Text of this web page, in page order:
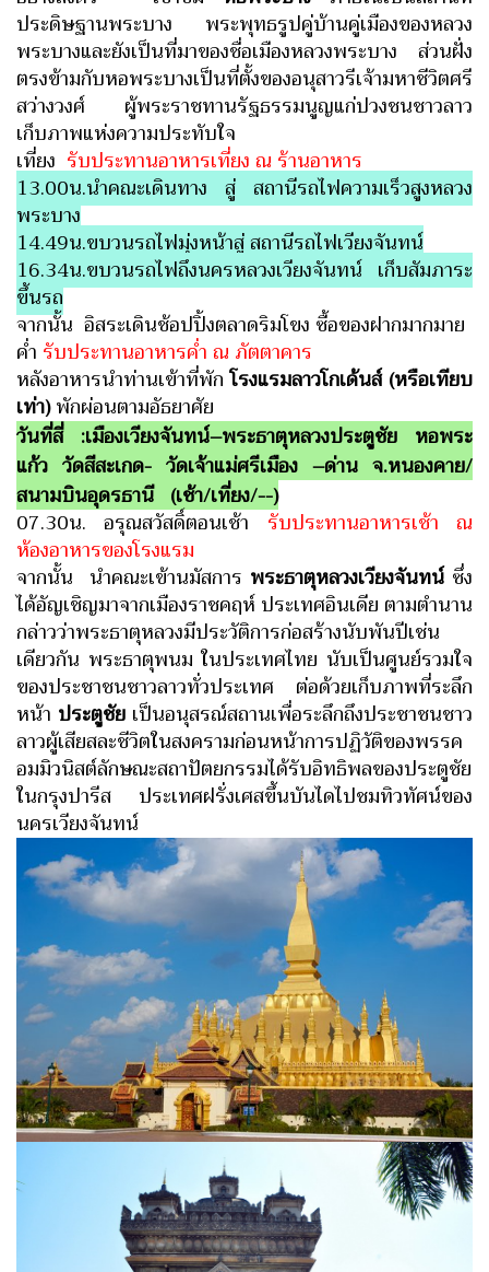
ประดิษฐานพระบาง พระพุทธรูปคู่บ้านคู่เมืองของหลวง
พระบางและยังเป็นที่มาของชื่อเมืองหลวงพระบาง ส่วนฝั่ง
ตรงข้ามกับหอพระบางเป็นที่ตั้งของอนุสาวรีเจ้ามหาชีวิตศรี
สว่างวงศ์ ผู้พระราชทานรัฐธรรมนูญแก่ปวงชนชาวลาว
เก็บภาพแห่งความประทับใจ
เที่ยง รับประทานอาหารเที่ยง ณ ร้านอาหาร
13.00น.นำคณะเดินทาง สู่ สถานีรถไฟความเร็วสูงหลวง
พระบาง
14.49น.ขบวนรถไฟมุ่งหน้าสู่ สถานีรถไฟเวียงจันทน์
16.34น.ขบวนรถไฟถึงนครหลวงเวียงจันทน์ เก็บสัมภาระ
ขึ้นรถ
จากนั้น อิสระเดินช้อปปิ้งตลาดริมโขง ซื้อของฝากมากมาย
ค่ำ รับประทานอาหารค่ำ ณ ภัตตาคาร
หลังอาหารนำท่านเข้าที่พักโรงแรมลาวโกเด้นส์ (หรือเทียบ
เท่า)พักผ่อนตามอัธยาศัย
วันที่สี่ :เมืองเวียงจันทน์–พระธาตุหลวงประตูชัย หอพระ
แก้ว วัดสีสะเกด- วัดเจ้าแม่ศรีเมือง –ด่าน จ.หนองคาย/
สนามบินอุดรธานี (เช้า/เที่ยง/--)
07.30น. อรุณสวัสดิ์ตอนเช้า รับประทานอาหารเช้า ณ
ห้องอาหารของโรงแรม
จากนั้น นำคณะเข้านมัสการ พระธาตุหลวงเวียงจันทน์ซึ่ง
ได้อัญเชิญมาจากเมืองราชคฤห์ ประเทศอินเดีย ตามตำนาน
กล่าวว่าพระธาตุหลวงมีประวัติการก่อสร้างนับพันปีเช่น
เดียวกัน พระธาตุพนม ในประเทศไทย นับเป็นศูนย์รวมใจ
ของประชาชนชาวลาวทั่วประเทศ ต่อด้วยเก็บภาพที่ระลึก
หน้า ประตูชัย เป็นอนุสรณ์สถานเพื่อระลึกถึงประชาชนชาว
ลาวผู้เสียสละชีวิตในสงครามก่อนหน้าการปฏิวัติของพรรค
อมมิวนิสต์ลักษณะสถาปัตยกรรมได้รับอิทธิพลของประตูชัย
ในกรุงปารีส ประเทศฝรั่งเศสขึ้นบันไดไปชมทิวทัศน์ของ
นครเวียงจันทน์